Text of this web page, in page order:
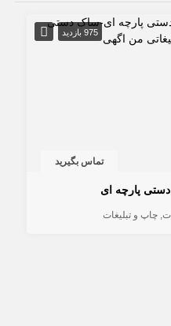
975 بازدید
تماس بگیرید
پارچه ای
چاپ و تبلیغات